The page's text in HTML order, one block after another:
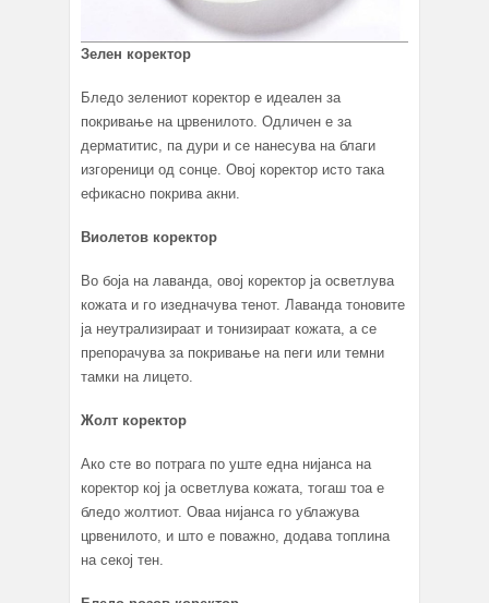
Зелен коректор
Бледо зелениот коректор е идеален за
покривање на црвенилото. Одличен е за
дерматитис, па дури и се нанесува на благи
изгореници од сонце. Овој коректор исто така
ефикасно покрива акни.
Виолетов коректор
Во боја на лаванда, овој коректор ја осветлува
кожата и го изедначува тенот. Лаванда тоновите
ја неутрализираат и тонизираат кожата, а се
препорачува за покривање на пеги или темни
тамки на лицето.
Жолт коректор
Ако сте во потрага по уште една нијанса на
коректор кој ја осветлува кожата, тогаш тоа е
бледо жолтиот. Оваа нијанса го ублажува
црвенилото, и што е поважно, додава топлина
на секој тен.